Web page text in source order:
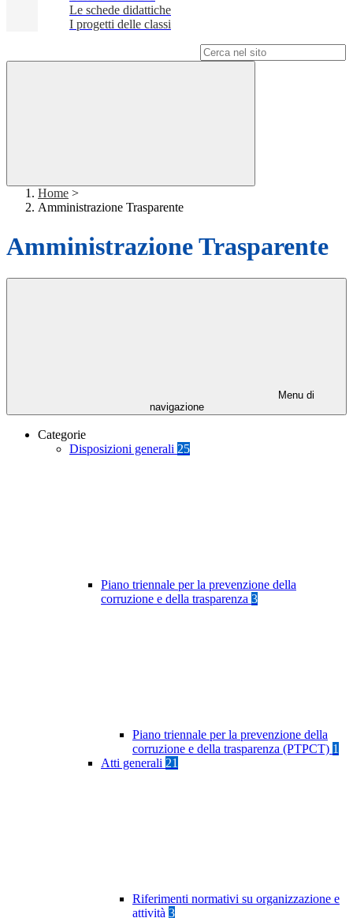
Le schede didattiche
I progetti delle classi
Home >
Amministrazione Trasparente
Amministrazione Trasparente
Menu di
navigazione
Categorie
Disposizioni generali 25
Piano triennale per la prevenzione della
corruzione e della trasparenza 3
Piano triennale per la prevenzione della
corruzione e della trasparenza (PTPCT) 1
Atti generali 21
Riferimenti normativi su organizzazione e
attività 3